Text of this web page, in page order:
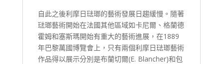
自此之後利摩日琺瑯的藝術發展日趨緩慢。隨著
琺瑯藝術開始在法國其他區域如卡尼爾、格蘭德
霍姆和塞斯瑪開始有重大的藝術進展，在1889
年巴黎萬國博覽會上，只有兩個利摩日琺瑯藝術
作品得以展示分別是布蘭切爾(E. Blancher)和包